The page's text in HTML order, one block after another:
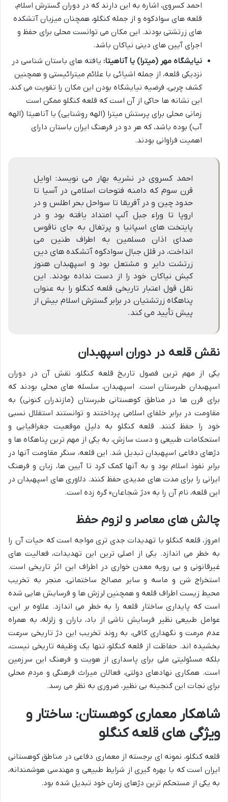
احمد کسروی، اشاره به این دارند که در دوران گسترش اسلام،
قلعه های سوادکوه و از جمله کنگلو، همچنان میزبان آتشکده
های زرتشتی بودند. این مکان می توانست محلی برای حفظ و
اجرای آیین های دینی نیاکان باشد.
نیایشگاه مهر (میترا) یا آناهیتا: یافته های باستان شناسی در
نزدیکی قلعه، از جمله اشیائی با علائم میترائیستی و همچنین
کشف چربی، فرضیه نیایشگاه بودن این مکان را تقویت می کند.
این نشانه ها حاکی از آن است که قلعه کنگلو ممکن است
زمانی محلی برای پرستش میترا (الهه روشنایی) یا آناهیتا (الهه
آب) بوده باشد، که هر دو در فرهنگ ایران باستان دارای
اهمیت فراوانی بودند.
احمد کسروی در نشریه بهار می نویسد: اوایل
قرن سوم که دامنه فتوحات اسلامی در آسیا تا
حدود چین و در آفریقا تا سواحل بحر اطلس و در
اروپا تا وراء جبل آلپ امتداد یافته بود و در
پایتخت های اسپانیا و پرتغال به جای ناقوس
صدای اذان مسلمین به اطراف طنین می
انداخت، در قلل جبال سوادکوه آتشکده های دین
زرتشت دایر و مشتعل بود و اسپهبدان هنوز
کیش نیاکان خود را از دست نداده بودند. این
نقل قول اعتبار تاریخی قلعه کنگلو را به عنوان
پناهگاه زرتشتیان در برابر گسترش اسلام بیش از
پیش تأیید می کند.
نقش قلعه در دوران اسپهبدان
یکی از مهم ترین فصول تاریخ قلعه کنگلو، نقش آن در دوران
اسپهبدان طبرستان است. اسپهبدان، سلسله های محلی بودند که
برای قرن ها در مناطق کوهستانی طبرستان (مازندران کنونی) به
مقاومت در برابر خلفای اسلامی پرداختند و توانستند استقلال نسبی
خود را حفظ کنند. قلعه کنگلو به دلیل موقعیت جغرافیایی و
استحکامات طبیعی و دست سازش، به یکی از مهم ترین پناهگاه ها و
دژهای دفاعی اسپهبدان تبدیل شد. این قلعه، سنگر مقاومت آنها در
برابر نفوذ اسلام بود و به آنها کمک کرد تا آیین ها، زبان و فرهنگ
ایرانی را برای مدت های مدیدی حفظ کنند. دلاوری های اسپهبدان در
این قلعه، نام آن را به «دژ شجاعان» گره زده است.
چالش های معاصر و لزوم حفظ
امروز، قلعه کنگلو با تهدیدات جدی تری مواجه است که حیات آن را
به خطر می اندازد. یکی از اصلی ترین این تهدیدات، فعالیت های
غیرقانونی و بی رویه معدن خواری در اطراف این اثر تاریخی است.
استخراج شن و ماسه و سایر مصالح ساختمانی، منجر به تخریب
محیط زیست اطراف قلعه و همچنین لرزش ها و فرسایش هایی شده
است که پایداری ساختار قلعه را به خطر می اندازد. علاوه بر این،
عوامل طبیعی نظیر فرسایش ناشی از باد، باران و زلزله، به همراه
عدم مرمت و نگهداری کافی، به روند تخریب این دژ تاریخی سرعت
بخشیده اند. حفاظت از قلعه کنگلو، تنها یک وظیفه تاریخی نیست،
بلکه مسئولیتی ملی برای پاسداری از هویت و فرهنگ این سرزمین
است. همکاری نهادهای دولتی، فعالان میراث فرهنگی و مردم محلی
برای نجات این گنجینه بی نظیر، ضروری به نظر می رسد.
شاهکار معماری کوهستان: ساختار و
ویژگی های قلعه کنگلو
قلعه کنگلو، نمونه ای برجسته از معماری دفاعی در مناطق کوهستانی
ایران است که با بهره گیری از شرایط طبیعی و مهندسی هوشمندانه،
به یکی از مستحکم ترین دژهای زمان خود تبدیل شده بود.